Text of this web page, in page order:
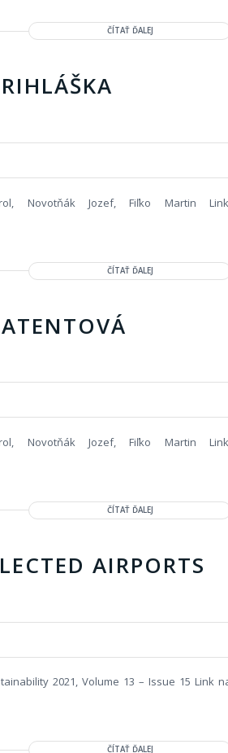
ČÍTAŤ ĎALEJ
Novotňák Jozef, Fiľko Martin
ČÍTAŤ ĎALEJ
Novotňák Jozef, Fiľko Martin
ČÍTAŤ ĎALEJ
AIRPORTS
2021, Volume 13 – Issue 15 Link
ČÍTAŤ ĎALEJ